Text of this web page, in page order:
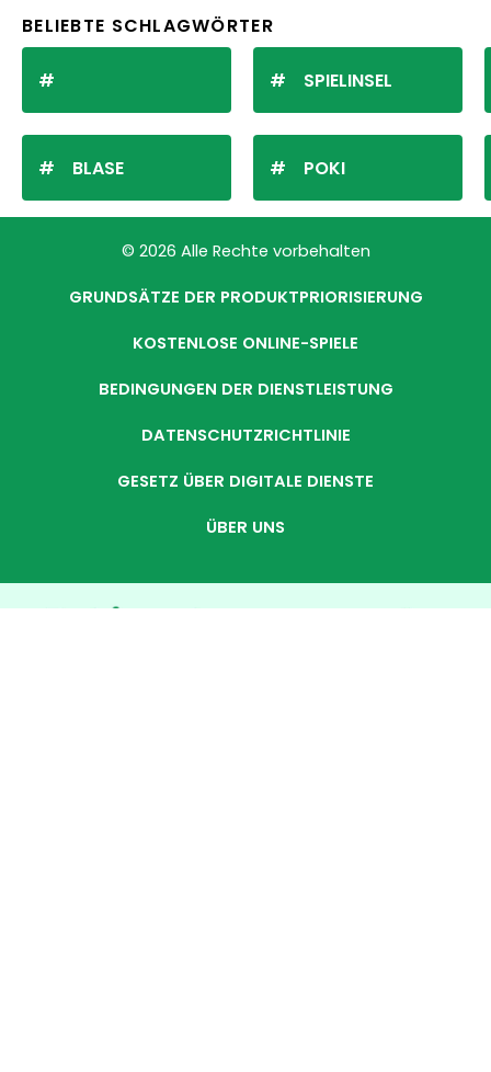
BELIEBTE SCHLAGWÖRTER
BLASE
SPIELINSEL
POKI
© 2026 Alle Rechte vorbehalten
GRUNDSÄTZE DER PRODUKTPRIORISIERUNG
KOSTENLOSE ONLINE-SPIELE
BEDINGUNGEN DER DIENSTLEISTUNG
DATENSCHUTZRICHTLINIE
GESETZ ÜBER DIGITALE DIENSTE
ÜBER UNS